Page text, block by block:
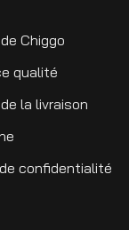
Chiggo
qualité
la livraison
confidentialité